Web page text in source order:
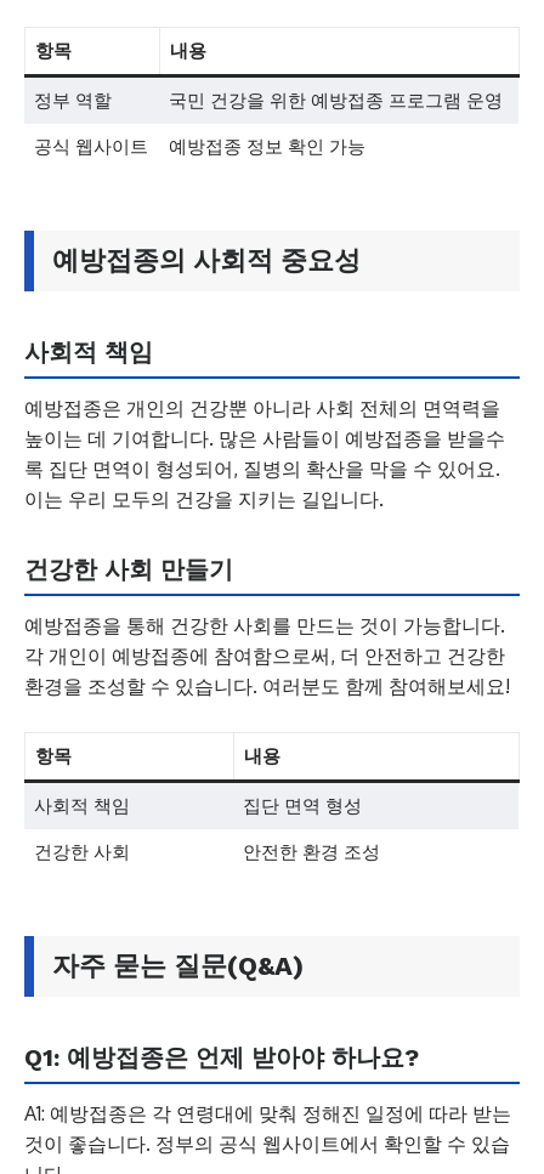
항목 내용
정부 역할 국민 건강을 위한 예방접종 프로그램 운영
공식 웹사이트 예방접종 정보 확인 가능
예방접종의 사회적 중요성
사회적 책임
예방접종은 개인의 건강뿐 아니라 사회 전체의 면역력을
높이는 데 기여합니다. 많은 사람들이 예방접종을 받을수
록 집단 면역이 형성되어, 질병의 확산을 막을 수 있어요.
이는 우리 모두의 건강을 지키는 길입니다.
건강한 사회 만들기
예방접종을 통해 건강한 사회를 만드는 것이 가능합니다.
각 개인이 예방접종에 참여함으로써, 더 안전하고 건강한
환경을 조성할 수 있습니다. 여러분도 함께 참여해보세요!
항목 내용
사회적 책임 집단 면역 형성
건강한 사회 안전한 환경 조성
자주 묻는 질문(Q&A)
Q1: 예방접종은 언제 받아야 하나요?
A1: 예방접종은 각 연령대에 맞춰 정해진 일정에 따라 받는
것이 좋습니다. 정부의 공식 웹사이트에서 확인할 수 있습